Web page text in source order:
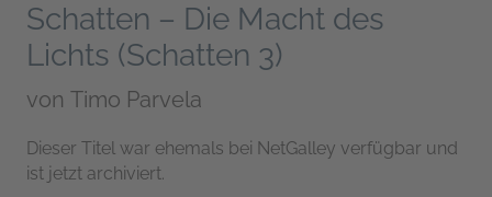
Schatten – Die Macht des
Lichts (Schatten 3)
von Timo Parvela
Dieser Titel war ehemals bei NetGalley verfügbar und
ist jetzt archiviert.